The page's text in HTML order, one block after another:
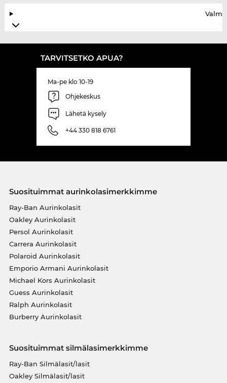
TARVITSETKO APUA?
Ma-pe klo 10-19
Ohjekeskus
Lähetä kysely
+44 330 818 6761
Suosituimmat aurinkolasimerkkimme
Ray-Ban Aurinkolasit
Oakley Aurinkolasit
Persol Aurinkolasit
Carrera Aurinkolasit
Polaroid Aurinkolasit
Emporio Armani Aurinkolasit
Michael Kors Aurinkolasit
Guess Aurinkolasit
Ralph Aurinkolasit
Burberry Aurinkolasit
Suosituimmat silmälasimerkkimme
Ray-Ban Silmälasit/lasit
Oakley Silmälasit/lasit